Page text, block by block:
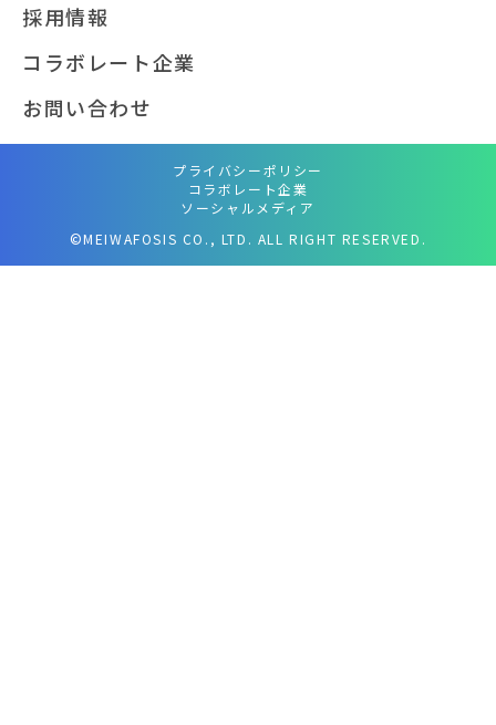
採用情報
コラボレート企業
お問い合わせ
プライバシーポリシー
コラボレート企業
ソーシャルメディア
©MEIWAFOSIS CO., LTD. ALL RIGHT RESERVED.